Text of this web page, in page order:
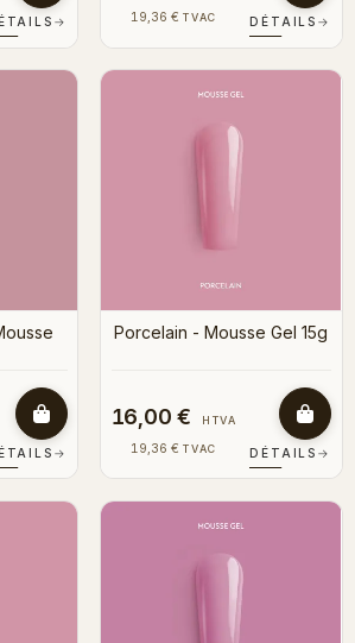
→ 19,36 € TVAC DÉTAILS →
→
Porcelain - Mousse Gel 15g
16,00 € HTVA
19,36 € TVAC DÉTAILS →